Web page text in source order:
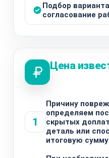
Подбор
согласование
Цена
1
Причину
определяем
скрытых
деталь или
итоговую